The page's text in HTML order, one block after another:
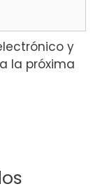
y
la próxima